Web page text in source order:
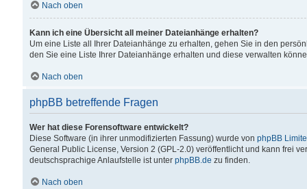
Nach oben
Kann ich eine Übersicht all meiner Dateianhänge erhalten?
Um eine Liste all Ihrer Dateianhänge zu erhalten, gehen Sie in den
den Sie eine Liste Ihrer Dateianhänge erhalten und diese verwalten
Nach oben
phpBB betreffende Fragen
Wer hat diese Forensoftware entwickelt?
Diese Software (in ihrer unmodifizierten Fassung) wurde von phpBB
General Public License, Version 2 (GPL-2.0) veröffentlicht und kann frei
deutschsprachige Anlaufstelle ist unter phpBB.de zu finden.
Nach oben